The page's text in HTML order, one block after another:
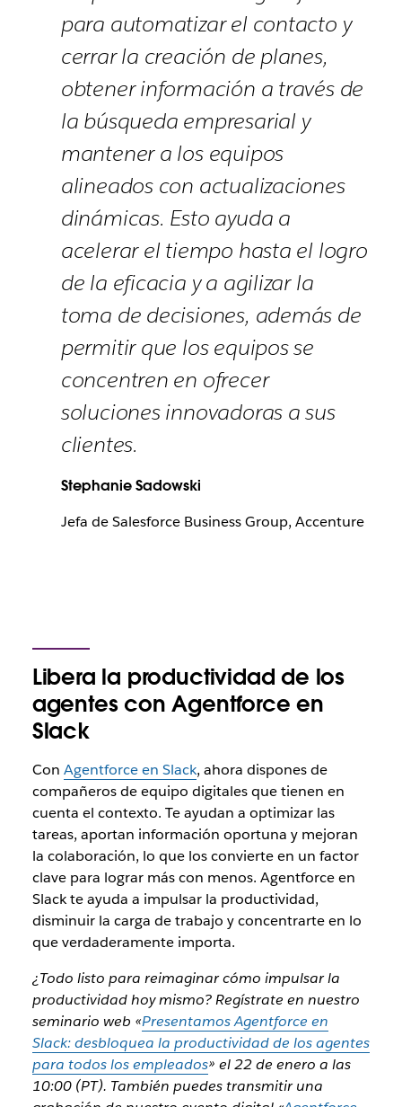
para automatizar el contacto y
cerrar la creación de planes,
obtener información a través de
la búsqueda empresarial y
mantener a los equipos
alineados con actualizaciones
dinámicas. Esto ayuda a
acelerar el tiempo hasta el logro
de la eficacia y a agilizar la
toma de decisiones, además de
permitir que los equipos se
concentren en ofrecer
soluciones innovadoras a sus
clientes.
Stephanie Sadowski
Jefa de Salesforce Business Group, Accenture
Libera la productividad de los
agentes con Agentforce en
Slack
Con Agentforce en Slack, ahora dispones de
compañeros de equipo digitales que tienen en
cuenta el contexto. Te ayudan a optimizar las
tareas, aportan información oportuna y mejoran
la colaboración, lo que los convierte en un factor
clave para lograr más con menos. Agentforce en
Slack te ayuda a impulsar la productividad,
disminuir la carga de trabajo y concentrarte en lo
que verdaderamente importa.
¿Todo listo para reimaginar cómo impulsar la
productividad hoy mismo? Regístrate en nuestro
seminario web «Presentamos Agentforce en
Slack: desbloquea la productividad de los agentes
para todos los empleados» el 22 de enero a las
10:00 (PT). También puedes transmitir una